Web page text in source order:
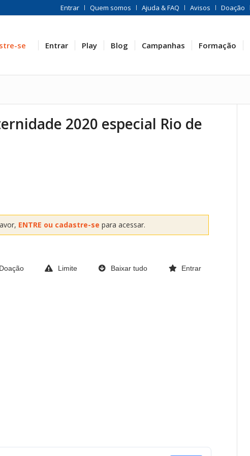
Entrar Quem somos Ajuda & FAQ Avisos Doação
se Entrar Play Blog Campanhas Formação
2020 especial Rio de
ENTRE ou cadastre-se para acessar.
Doação Limite Baixar tudo Entrar